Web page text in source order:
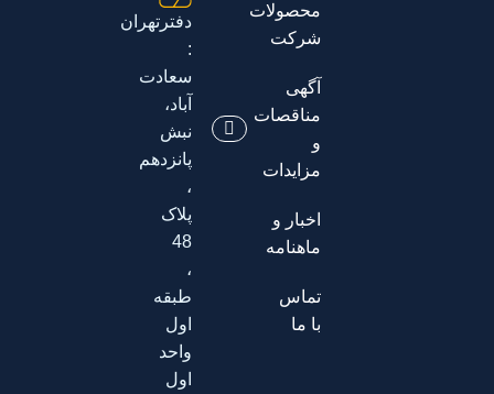
محصولات
شرکت
آگهی
مناقصات
و
مزایدات
اخبار و
ماهنامه
تماس
با ما
دفترتهران
:
سعادت
آباد،
نبش
پانزدهم
،
پلاک
48
،
طبقه
اول
واحد
اول